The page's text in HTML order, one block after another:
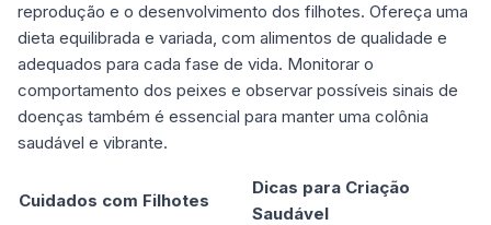
reprodução e o desenvolvimento dos filhotes. Ofereça uma
dieta equilibrada e variada, com alimentos de qualidade e
adequados para cada fase de vida. Monitorar o
comportamento dos peixes e observar possíveis sinais de
doenças também é essencial para manter uma colônia
saudável e vibrante.
Cuidados com Filhotes
Dicas para Criação
Saudável